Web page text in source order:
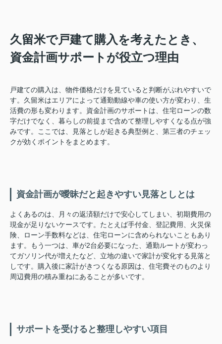
久留米で戸建て購入を考えたとき、
資金計画サポートが役立つ理由
戸建ての購入は、物件価格だけを見ていると判断がぶれやすいで
す。久留米はエリアによって通勤動線や車の使い方が変わり、生
活費の形も変わります。資金計画のサポートは、住宅ローンの数
字だけでなく、暮らしの前提まで含めて整理しやすくなる点が強
みです。ここでは、見落としが起きる典型例と、第三者のチェッ
クが効くポイントをまとめます。
資金計画が曖昧だと起きやすい見落としとは
よくあるのは、月々の返済額だけで安心してしまい、初期費用の
現金が足りないケースです。たとえば手付金、登記費用、火災保
険、ローン手数料などは、住宅ローンに含められないこともあり
ます。もう一つは、車が2台必要になった、通勤ルートが変わっ
てガソリン代が増えたなど、立地の違いで家計が変化する見落と
しです。購入後に家計がきつくなる原因は、住宅費そのものより
周辺費用の積み重ねにあることが多いです。
サポートを受けると整理しやすい項目